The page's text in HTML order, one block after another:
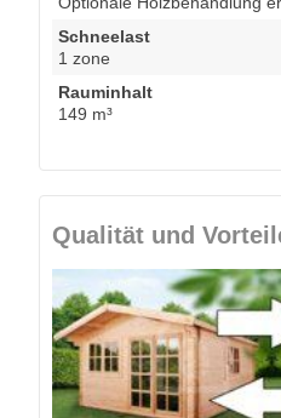
Schneelast
1 zone
Rauminhalt
149 m³
Qualität und